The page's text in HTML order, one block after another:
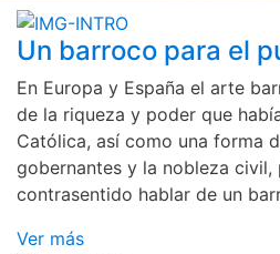
Un barroco para el
En Europa y España el arte
de la riqueza y poder que
Católica, así como una forma
gobernantes y la nobleza civil,
contrasentido hablar de un
Ver más